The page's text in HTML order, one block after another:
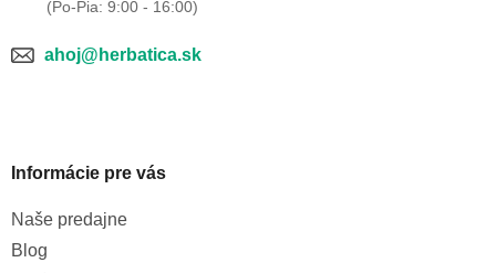
ahoj@herbatica.sk
Informácie pre vás
Naše predajne
Blog